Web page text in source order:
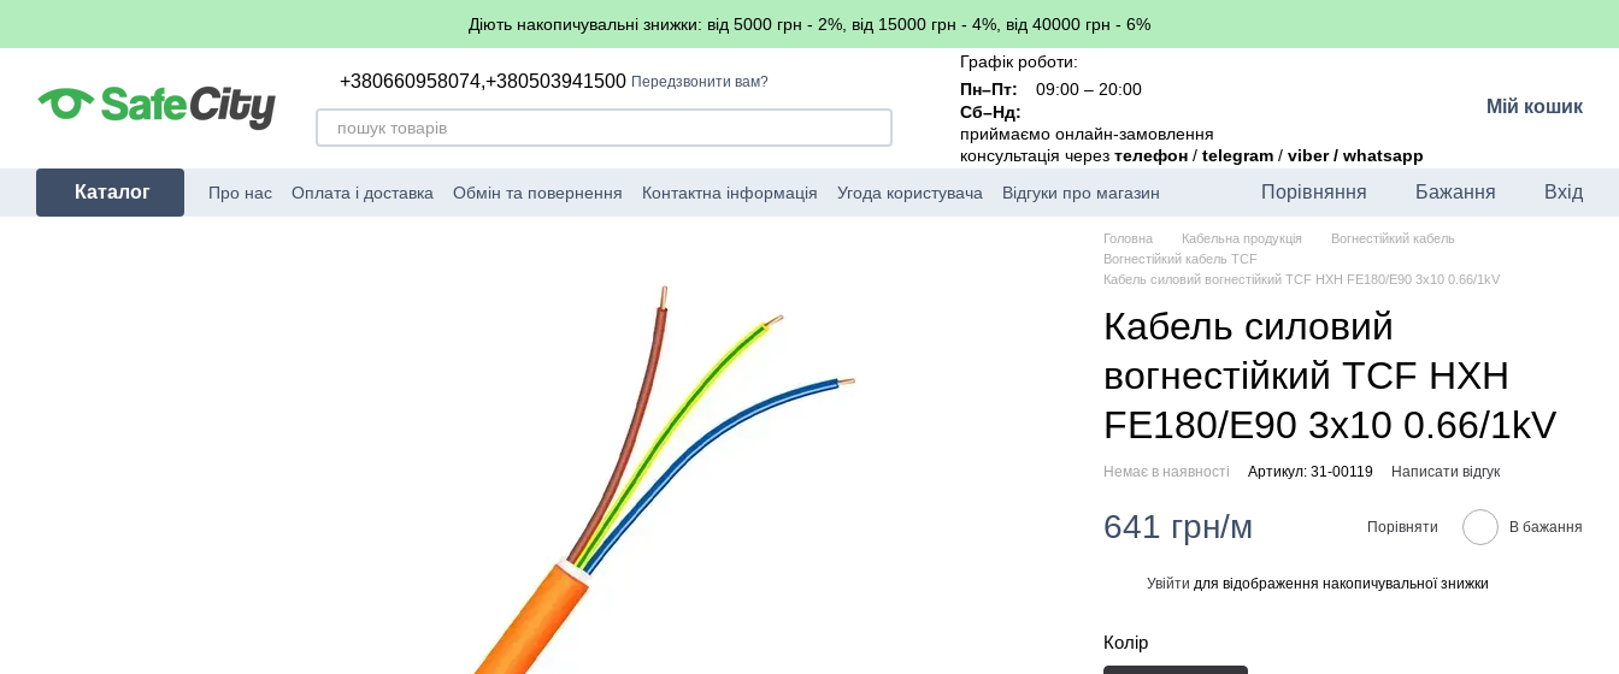
Діють накопичувальні знижки: від 5000 грн - 2%, від 15000 грн - 4%, від 40000 грн - 6%
+380660958074,+380503941500 Передзвонити вам?
Графік роботи:
Пн–Пт:
09:00 – 20:00
Сб–Нд:
приймаємо онлайн-замовлення
консультація черезтелефон /telegram /viber / whatsapp
Мій кошик
Каталог Про нас Оплата і доставка Обмін та повернення Контактна інформація Угода користувача Відгуки про магазин Порівняння Бажання Вхід
Головна Кабельна продукція
Вогнестійкий кабель
Вогнестійкий кабель TCF
Кабель силовий вогнестійкий TCF HXH FE180/E90 3x10 0.66/1kV
Кабель силовий
вогнестійкий TCF HXH
FE180/E90 3x10 0.66/1kV
Немає в наявності Артикул: 31-00119 Написати відгук
641 грн/м Порівняти В бажання
Увійти для відображення накопичувальної знижки
Колір